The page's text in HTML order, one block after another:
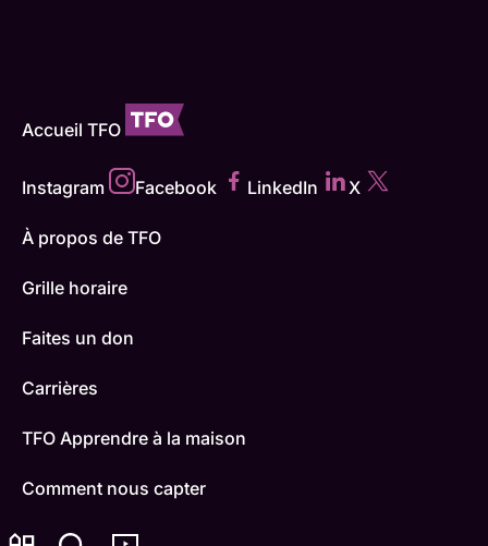
Accueil TFO
Instagram Facebook LinkedIn X
À propos de TFO
Grille horaire
Faites un don
Carrières
TFO Apprendre à la maison
Comment nous capter
Contactez-nous